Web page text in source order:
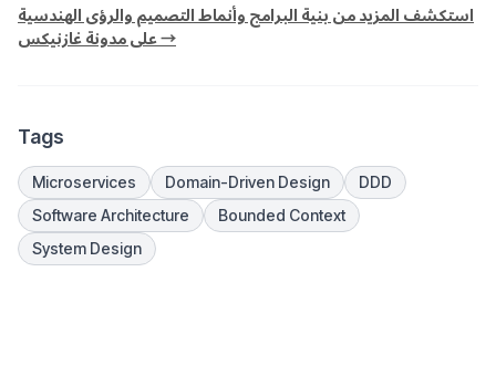
استكشف المزيد من بنية البرامج وأنماط التصميم والرؤى الهندسية
على مدونة غازنيكس →
Tags
Microservices Domain-Driven Design
DDD
Software Architecture
Bounded Context
System Design